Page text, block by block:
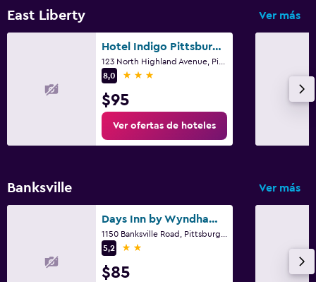
East Liberty Ver más
Hotel Indigo Pittsburgh East Liberty By IHG
8,0
3 estrellas
$95
Ver ofertas de hoteles
Banksville Ver más
Days Inn by Wyndham Pittsburgh
5,2
2 estrellas
$85